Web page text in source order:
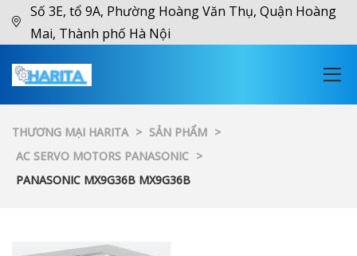
Số 3E, tổ 9A, Phường Hoàng Văn Thụ, Quận Hoàng
Mai, Thành phố Hà Nội
THƯƠNG MẠI HARITA > SẢN PHẨM >
AC SERVO MOTORS PANASONIC >
PANASONIC MX9G36B MX9G36B